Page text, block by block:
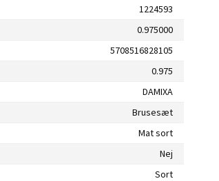
1224593
0.975000
5708516828105
0.975
DAMIXA
Brusesæt
Mat sort
Nej
Sort